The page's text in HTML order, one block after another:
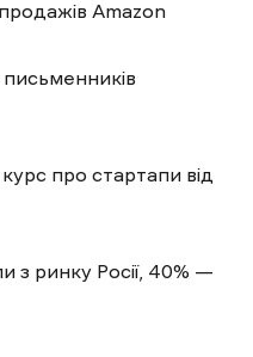
Amazon
про стартапи від
з ринку Росії, 40% —